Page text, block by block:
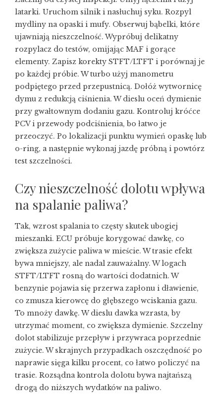
latarki. Uruchom silnik i nasłuchuj syku. Rozpyl
mydliny na opaski i mufy. Obserwuj bąbelki, które
ujawniają nieszczelność. Wypróbuj delikatny
rozpylacz do testów, omijając MAF i gorące
elementy. Zapisz korekty STFT/LTFT i porównaj je
po każdej próbie. W turbo użyj manometru
podpiętego przed przepustnicą. Dołóż wytwornicę
dymu z redukcją ciśnienia. W dieslu oceń dymienie
przy gwałtownym dodaniu gazu. Kontroluj króćce
PCV i przewody podciśnienia, bo łatwo je
przeoczyć. Po lokalizacji punktu wymień opaskę lub
o-ring, a następnie wykonaj jazdę próbną i powtórz
test szczelności.
Czy nieszczelność dolotu wpływa
na spalanie paliwa?
Tak, wzrost spalania to częsty skutek ubogiej
mieszanki. ECU próbuje korygować dawkę, co
zwiększa zużycie paliwa w mieście. W trasie efekt
bywa mniejszy, ale nadal zauważalny. W logach
STFT/LTFT rosną do wartości dodatnich. W
benzynie pojawia się przerwa zapłonu i dławienie,
co zmusza kierowcę do głębszego wciskania gazu.
To mnoży dawkę. W dieslu dawka wzrasta, by
utrzymać moment, co zwiększa dymienie. Szczelny
dolot stabilizuje przepływ i przywraca poprzednie
zużycie. W skrajnych przypadkach oszczędność po
naprawie sięga kilku procent, co łatwo policzyć na
trasie. Rozsądna kontrola dolotu bywa najtańszą
drogą do niższych wydatków na paliwo.